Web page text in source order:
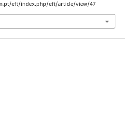
eft/index.php/eft/article/view/47